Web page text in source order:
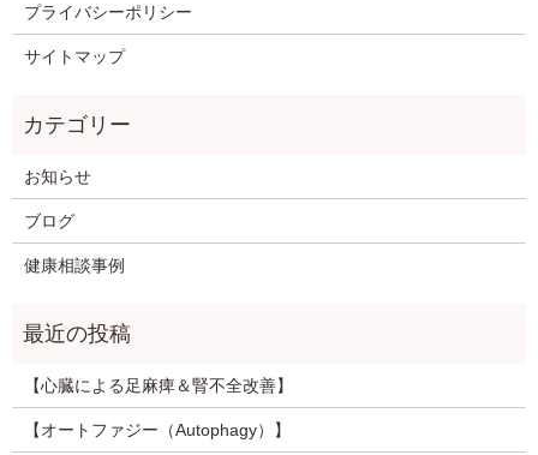
プライバシーポリシー
サイトマップ
お知らせ
ブログ
健康相談事例
【心臓による足麻痺＆腎不全改善】
【オートファジー（Autophagy）】